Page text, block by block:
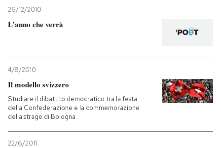
26/12/2010
L’anno che verrà
4/8/2010
Il modello svizzero
Studiare il dibattito democratico tra la festa
della Confederazione e la commemorazione
della strage di Bologna
22/6/2011